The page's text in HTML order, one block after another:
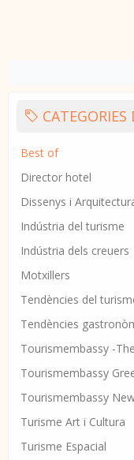
Best of
Director hotel
Dissenys i
Indústria del turisme
Indústria dels creuers
Motxillers
Tendències del
Tendències
Tourismembassy -
Tourismembassy
Tourismembassy
Turisme Art i Cultura
Turisme Espacial